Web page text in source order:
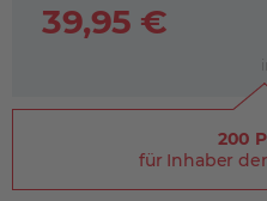
39,95 €
200
für Inhaber der